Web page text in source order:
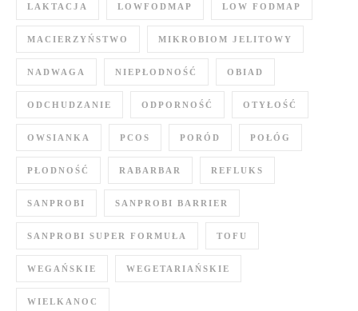
LAKTACJA LOWFODMAP LOW FODMAP
MACIERZYŃSTWO MIKROBIOM JELITOWY
NADWAGA NIEPŁODNOŚĆ OBIAD
ODCHUDZANIE ODPORNOŚĆ OTYŁOŚĆ
OWSIANKA PCOS PORÓD POŁÓG
PŁODNOŚĆ RABARBAR REFLUKS
SANPROBI SANPROBI BARRIER
SANPROBI SUPER FORMUŁA TOFU
WEGAŃSKIE WEGETARIAŃSKIE
WIELKANOC